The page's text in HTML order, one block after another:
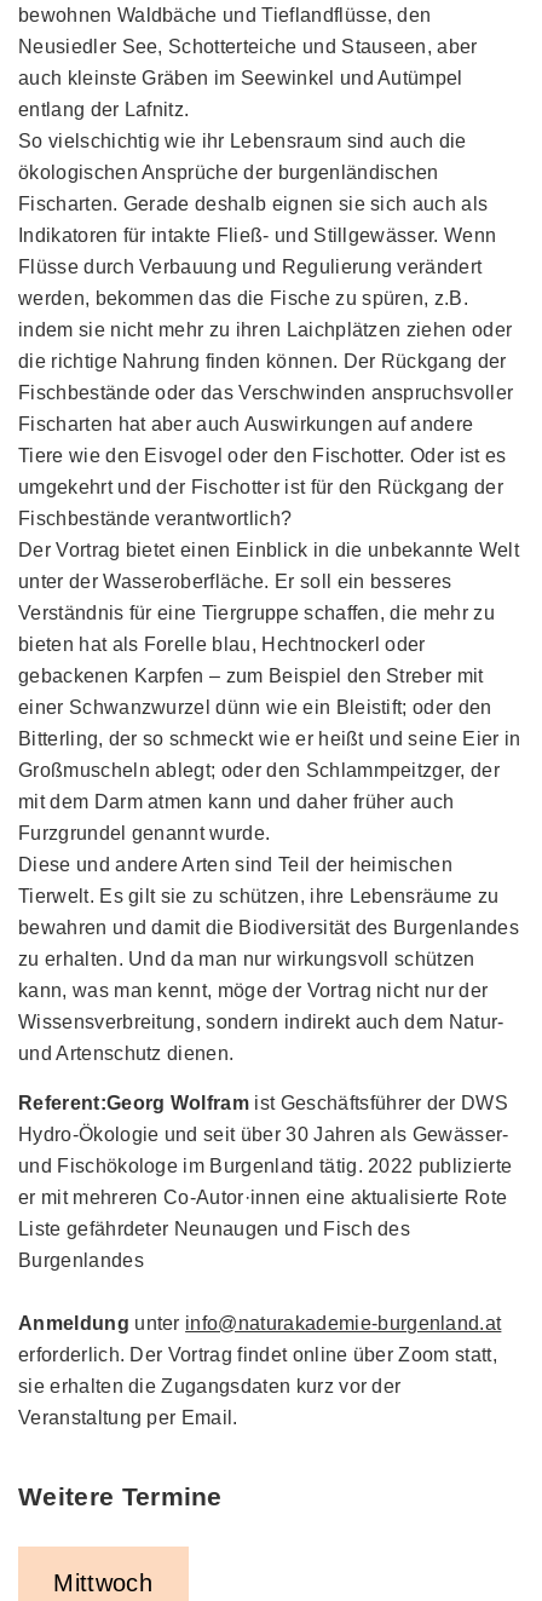
bewohnen Waldbäche und Tieflandflüsse, den
Neusiedler See, Schotterteiche und Stauseen, aber
auch kleinste Gräben im Seewinkel und Autümpel
entlang der Lafnitz.
So vielschichtig wie ihr Lebensraum sind auch die
ökologischen Ansprüche der burgenländischen
Fischarten. Gerade deshalb eignen sie sich auch als
Indikatoren für intakte Fließ- und Stillgewässer. Wenn
Flüsse durch Verbauung und Regulierung verändert
werden, bekommen das die Fische zu spüren, z.B.
indem sie nicht mehr zu ihren Laichplätzen ziehen oder
die richtige Nahrung finden können. Der Rückgang der
Fischbestände oder das Verschwinden anspruchsvoller
Fischarten hat aber auch Auswirkungen auf andere
Tiere wie den Eisvogel oder den Fischotter. Oder ist es
umgekehrt und der Fischotter ist für den Rückgang der
Fischbestände verantwortlich?
Der Vortrag bietet einen Einblick in die unbekannte Welt
unter der Wasseroberfläche. Er soll ein besseres
Verständnis für eine Tiergruppe schaffen, die mehr zu
bieten hat als Forelle blau, Hechtnockerl oder
gebackenen Karpfen – zum Beispiel den Streber mit
einer Schwanzwurzel dünn wie ein Bleistift; oder den
Bitterling, der so schmeckt wie er heißt und seine Eier in
Großmuscheln ablegt; oder den Schlammpeitzger, der
mit dem Darm atmen kann und daher früher auch
Furzgrundel genannt wurde.
Diese und andere Arten sind Teil der heimischen
Tierwelt. Es gilt sie zu schützen, ihre Lebensräume zu
bewahren und damit die Biodiversität des Burgenlandes
zu erhalten. Und da man nur wirkungsvoll schützen
kann, was man kennt, möge der Vortrag nicht nur der
Wissensverbreitung, sondern indirekt auch dem Natur-
und Artenschutz dienen.
Referent:Georg Wolfram ist Geschäftsführer der DWS
Hydro-Ökologie und seit über 30 Jahren als Gewässer-
und Fischökologe im Burgenland tätig. 2022 publizierte
er mit mehreren Co-Autor·innen eine aktualisierte Rote
Liste gefährdeter Neunaugen und Fisch des
Burgenlandes
Anmeldung unter info@naturakademie-burgenland.at
erforderlich. Der Vortrag findet online über Zoom statt,
sie erhalten die Zugangsdaten kurz vor der
Veranstaltung per Email.
Weitere Termine
Mittwoch